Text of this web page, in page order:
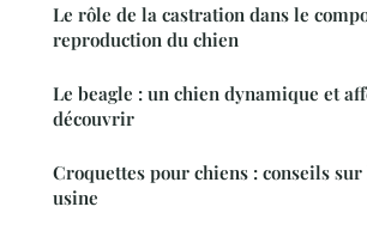
Le rôle de la castration dans le
reproduction du chien
Le beagle : un chien dynamique et
découvrir
Croquettes pour chiens : conseils
usine